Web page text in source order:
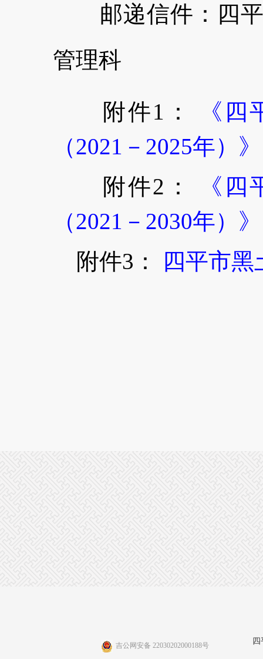
邮递信件：四平
管理科
附件1：
《
（2021－2025年）
附件2：
《
（2021－2030年）
附件3：
四平市
吉公网安备 22030202000188号 四